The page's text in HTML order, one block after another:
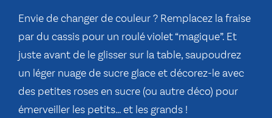
Envie de changer de couleur ? Remplacez la fraise
par du cassis pour un roulé violet “magique”. Et
juste avant de le glisser sur la table, saupoudrez
un léger nuage de sucre glace et décorez-le avec
des petites roses en sucre (ou autre déco) pour
émerveiller les petits… et les grands !